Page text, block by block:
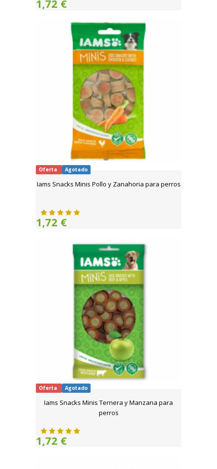
1,72 €
Oferta Agotado
Iams Snacks Minis Pollo y Zanahoria para perros
1,72 €
Oferta Agotado
Iams Snacks Minis Ternera y Manzana para
perros
1,72 €